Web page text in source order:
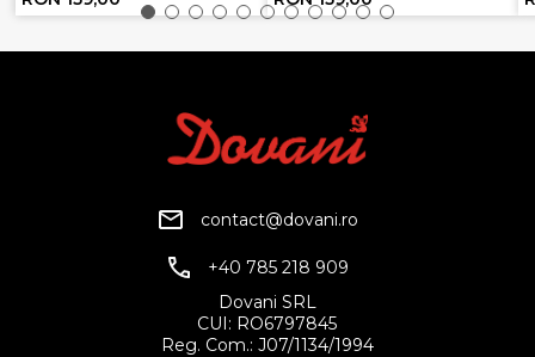
contact@dovani.ro
+40 785 218 909
Dovani SRL
CUI: RO6797845
Reg. Com.: J07/1134/1994